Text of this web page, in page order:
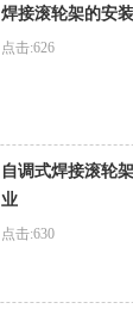
焊接滚轮架的安
点击:626
自调式焊接滚轮
业
点击:630